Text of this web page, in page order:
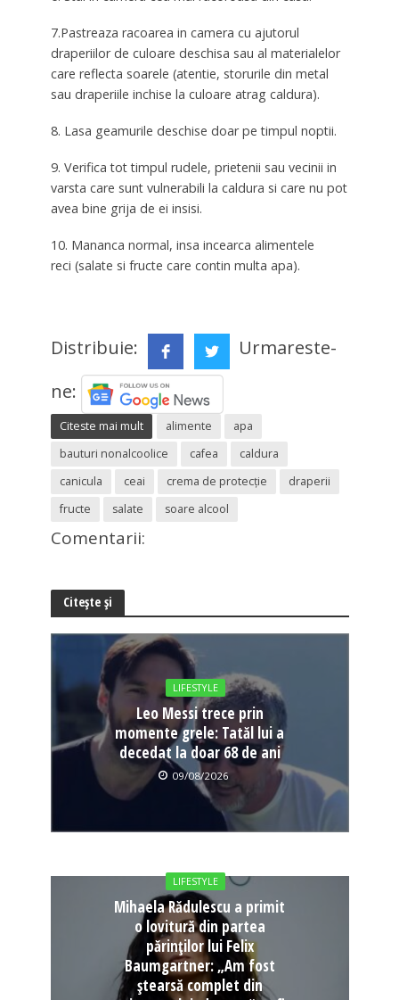
7.Pastreaza racoarea in camera cu ajutorul
draperiilor de culoare deschisa sau al materialelor
care reflecta soarele (atentie, storurile din metal
sau draperiile inchise la culoare atrag caldura).
8. Lasa geamurile deschise doar pe timpul noptii.
9. Verifica tot timpul rudele, prietenii sau vecinii in
varsta care sunt vulnerabili la caldura si care nu pot
avea bine grija de ei insisi.
10. Mananca normal, insa incearca alimentele
reci (salate si fructe care contin multa apa).
Distribuie:
Urmareste-
ne:
Citeste mai mult alimente
apa
bauturi nonalcoolice
cafea
caldura
canicula
ceai crema de protecţie
draperii
fructe
salate soare alcool
Comentarii:
Citește și
LIFESTYLE
Leo Messi trece prin
momente grele: Tatăl lui a
decedat la doar 68 de ani
09/08/2026
LIFESTYLE
Mihaela Rădulescu a primit
o lovitură din partea
părinților lui Felix
Baumgartner: „Am fost
ștearsă complet din